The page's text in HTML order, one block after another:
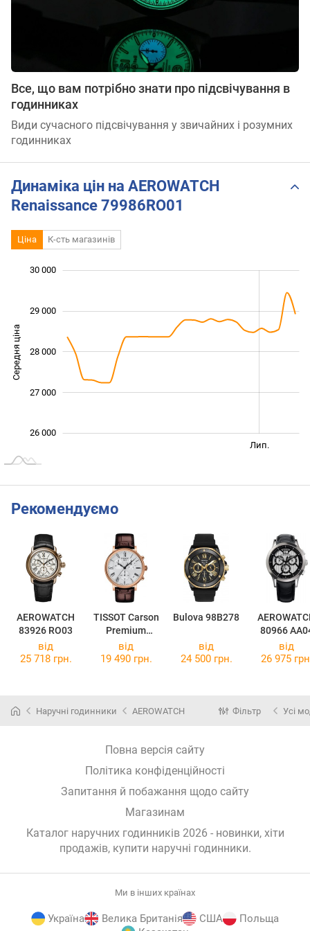
Все, що вам потрібно знати про підсвічування в
годинниках
Види сучасного підсвічування у звичайних і розумних
годинниках
Динаміка цін на AEROWATCH
Renaissance 79986RO01
Ціна К-сть магазинів
Середня ціна 26 000
26 000
27 000
28 000
29 000
30 000
Лип.
Рекомендуємо
AEROWATCH
83926 RO03
TISSOT Carson
Premium
Chronograph
T122.417.36.0
Bulova 98B278
80966
від
25 718 грн.
від
19 490 грн.
від
24 500 грн.
від
26 975
Наручні годинники AEROWATCH Фільтр Усі
Повна версія сайту
Політика конфіденційності
Запитання й побажання щодо сайту
Магазинам
Каталог наручних годинників 2026 - новинки, хіти
продажів, купити наручні годинники.
Ми в інших країнах
Україна Велика Британія США
Польща